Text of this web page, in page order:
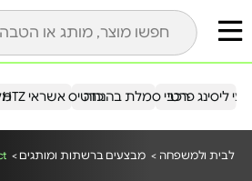
כרטיס אשראי HTZ ליסינג פרטירכבי סמלת בהנחה
לבית ולמשפחה > מבצעים ברשתות ומותגים >